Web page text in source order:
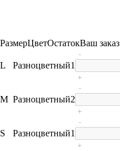
РазмерЦветОстатокВаш заказ
L Разноцветный1
-
+
M Разноцветный2
-
+
S Разноцветный1
-
+